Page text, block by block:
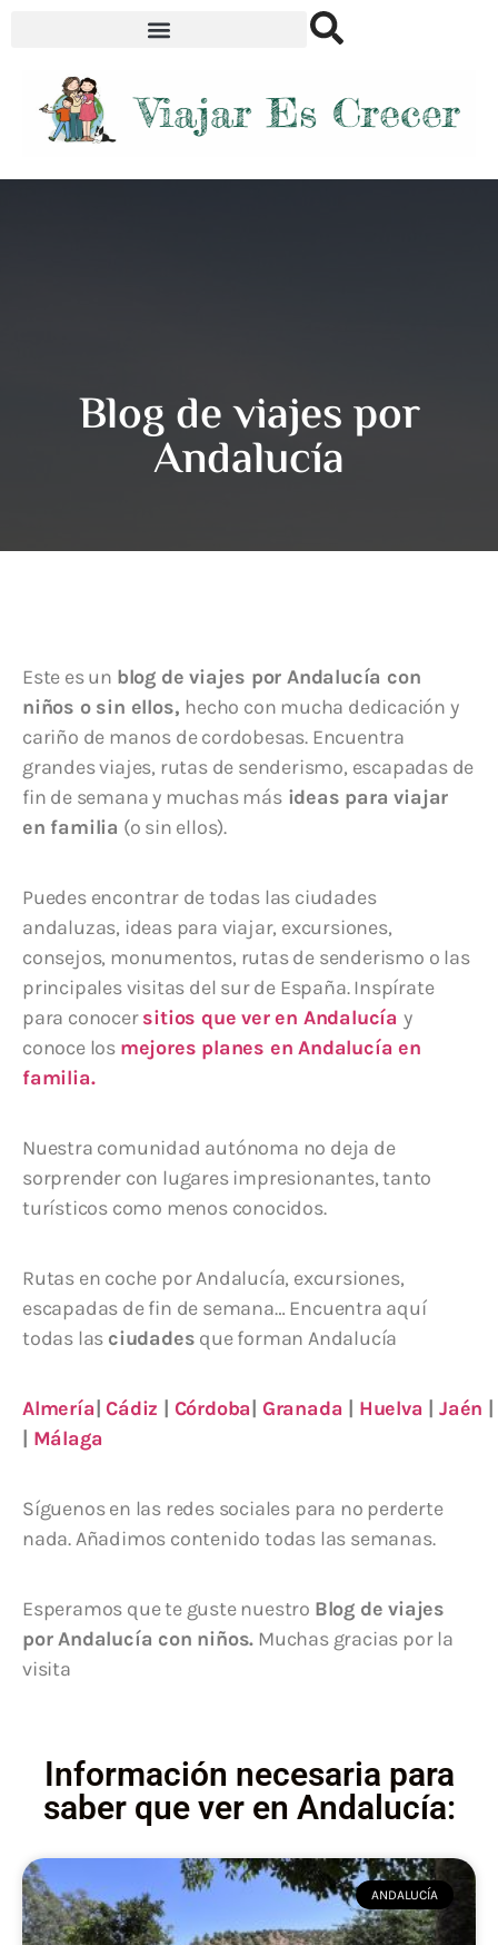
Blog de viajes por
Andalucía
Este es un blog de viajes por Andalucía con
niños o sin ellos, hecho con mucha dedicación y
cariño de manos de cordobesas. Encuentra
grandes viajes, rutas de senderismo, escapadas de
fin de semana y muchas másideas para viajar
en familia (o sin ellos).
Puedes encontrar de todas las ciudades
andaluzas, ideas para viajar, excursiones,
consejos, monumentos, rutas de senderismo o las
principales visitas del sur de España. Inspírate
para conocersitios que ver en Andalucía y
conoce los mejores planes en Andalucía en
familia.
Nuestra comunidad autónoma no deja de
sorprender con lugares impresionantes, tanto
turísticos como menos conocidos.
Rutas en coche por Andalucía, excursiones,
escapadas de fin de semana… Encuentra aquí
todas las ciudades que forman Andalucía
Almería |Cádiz Córdoba Granada Huelva |Jaén
Málaga
Síguenos en las redes sociales para no perderte
nada. Añadimos contenido todas las semanas.
Esperamos que te guste nuestro Blog de viajes
por Andalucía con niños. Muchas gracias por la
visita
Información necesaria para
saber que ver en Andalucía:
ANDALUCÍA